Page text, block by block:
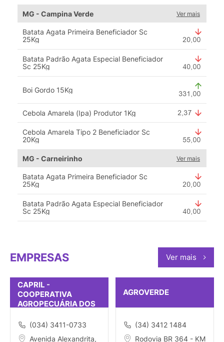
MG - Campina Verde Ver mais
Batata Agata Primeira Beneficiador Sc
25Kg
Batata Padrão Agata Especial Beneficiador
Sc 25Kg
Boi Gordo 15Kg
Cebola Amarela (Ipa) Produtor 1Kg
Cebola Amarela Tipo 2 Beneficiador Sc
20Kg
MG - Carneirinho Ver mais
Batata Agata Primeira Beneficiador Sc
25Kg
Batata Padrão Agata Especial Beneficiador
Sc 25Kg
EMPRESAS Ver mais
CAPRIL -
COOPERATIVA
AGROPECUÁRIA DOS
DE ITURAMA
(034) 3411-0733
Avenida Alexandrita,
AGROVERDE
(34) 3412 1484
Rodovia BR 364 - KM